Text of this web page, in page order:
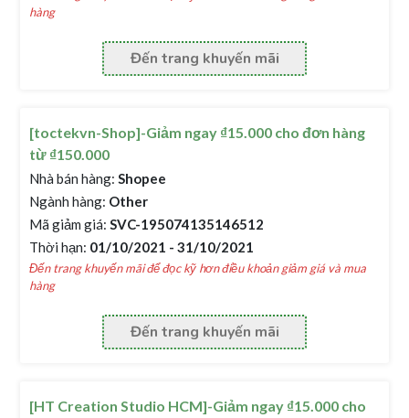
hàng
Đến trang khuyến mãi
[toctekvn-Shop]-Giảm ngay ₫15.000 cho đơn hàng
từ ₫150.000
Nhà bán hàng: Shopee
Ngành hàng: Other
Mã giảm giá: SVC-195074135146512
Thời hạn: 01/10/2021 - 31/10/2021
Đến trang khuyến mãi để đọc kỹ hơn điều khoản giảm giá và mua
hàng
Đến trang khuyến mãi
[HT Creation Studio HCM]-Giảm ngay ₫15.000 cho